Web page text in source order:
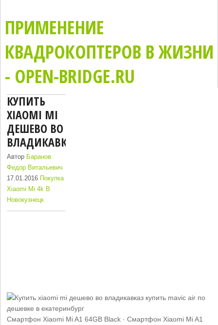
ПРИМЕНЕНИЕ
КВАДРОКОПТЕРОВ В ЖИЗНИ
- OPEN-BRIDGE.RU
КУПИТЬ
XIAOMI MI
ДЕШЕВО ВО
ВЛАДИКАВКАЗ
Автор Баранов
Федор Витальевич
17.01.2016 Покупка
Xiaomi Mi 4k В
Новокузнецк
Смартфон Xiaomi Mi A1 64GB Black · Смартфон Xiaomi Mi A1